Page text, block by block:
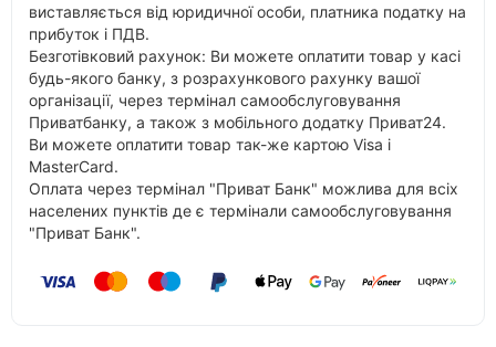
виставляється від юридичної особи, платника податку на
прибуток і ПДВ.
Безготівковий рахунок: Ви можете оплатити товар у касі
будь-якого банку, з розрахункового рахунку вашої
організації, через термінал самообслуговування
Приватбанку, а також з мобільного додатку Приват24.
Ви можете оплатити товар так-же картою Visa і
MasterCard.
Оплата через термінал "Приват Банк" можлива для всіх
населених пунктів де є термінали самообслуговування
"Приват Банк".